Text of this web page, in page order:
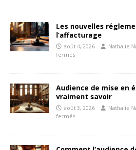
Les nouvelles
l’affacturage
août 4, 2026 Nathalie
fermés
Audience de mise en
vraiment savoir
août 3, 2026 Nathalie
fermés